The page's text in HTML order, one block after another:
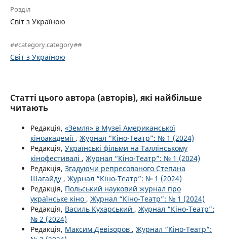
Розділ
Світ з Україною
##category.category##
Світ з Україною
Статті цього автора (авторів), які найбільше
читають
Редакція, «Земля» в Музеї Американської
кіноакадемії , Журнал “Кіно-Театр”: № 1 (2024)
Редакція, Українські фільми на Таллінському
кінофестивалі , Журнал “Кіно-Театр”: № 1 (2024)
Редакція, Згадуючи репресованого Степана
Шагайду , Журнал “Кіно-Театр”: № 1 (2024)
Редакція, Польський науковий журнал про
українське кіно , Журнал “Кіно-Театр”: № 1 (2024)
Редакція, Василь Кухарський , Журнал “Кіно-Театр”:
№ 2 (2024)
Редакція, Максим Девізоров , Журнал “Кіно-Театр”: